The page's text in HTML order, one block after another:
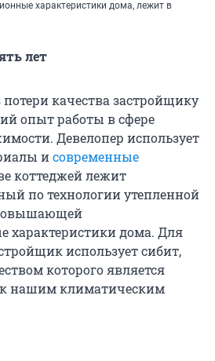
характеристики дома, лежит в
лет
потери качества застройщику
опыт работы в сфере
Девелопер использует
исовременные
коттеджей лежит
по технологии утепленной
характеристики дома. Для
использует сибит,
которого является
нашим климатическим